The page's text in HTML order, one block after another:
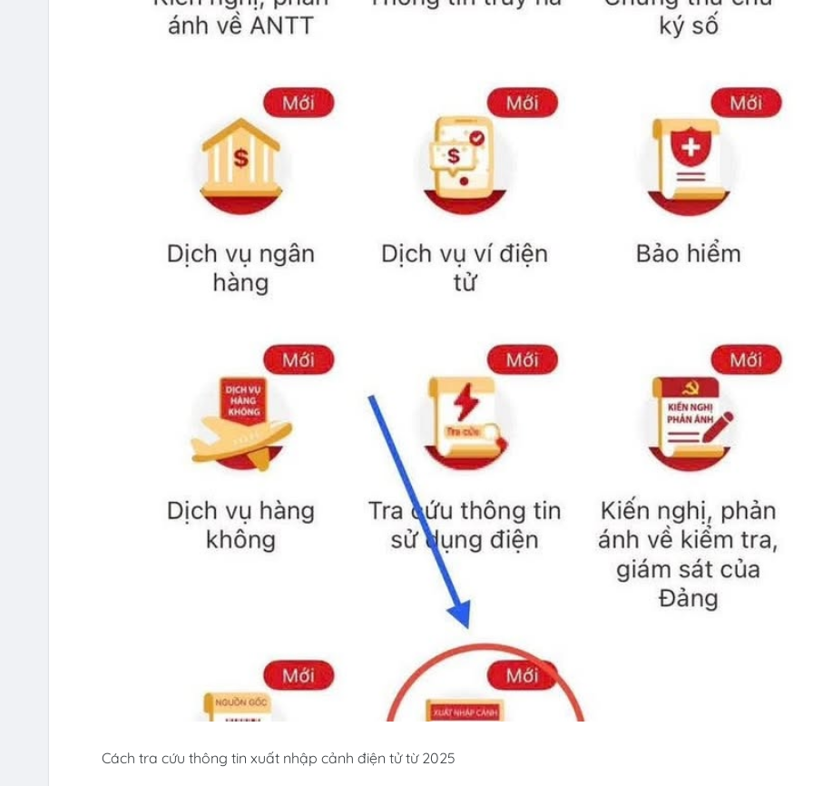
Cách tra cứu thông tin xuất nhập cảnh điện tử từ 2025